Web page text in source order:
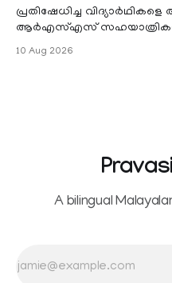
പ്രതിഷേധിച്ച
ആർഎസ്എസ് സഹയാത്രികൻ
10 Aug 2026
A bilingual